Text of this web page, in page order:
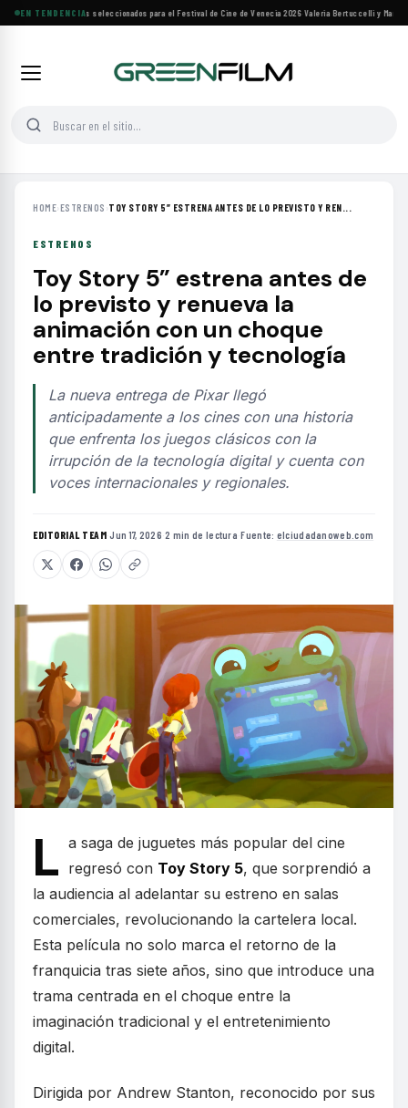
EN TENDENCIA
Siete filmes árabes seleccionados para el Festival de Cine de Venecia 2026·Valeria Bertuccelli y Martín
HOME›ESTRENOS ›TOY STORY 5” ESTRENA ANTES DE LO PREVISTO Y REN...
ESTRENOS
Toy Story 5” estrena antes de
lo previsto y renueva la
animación con un choque
entre tradición y tecnología
La nueva entrega de Pixar llegó
anticipadamente a los cines con una historia
que enfrenta los juegos clásicos con la
irrupción de la tecnología digital y cuenta con
voces internacionales y regionales.
EDITORIAL TEAM·Jun 17, 2026·2 min de lectura·Fuente: elciudadanoweb.com
L a saga de juguetes más popular del cine
regresó con Toy Story 5, que sorprendió a
la audiencia al adelantar su estreno en salas
comerciales, revolucionando la cartelera local.
Esta película no solo marca el retorno de la
franquicia tras siete años, sino que introduce una
trama centrada en el choque entre la
imaginación tradicional y el entretenimiento
digital.
Dirigida por Andrew Stanton, reconocido por sus